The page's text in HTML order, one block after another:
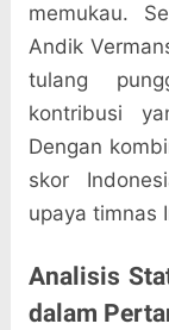
memukau.
Andik
tulang
kontribusi
Dengan
skor
upaya timnas
Analisis
dalam